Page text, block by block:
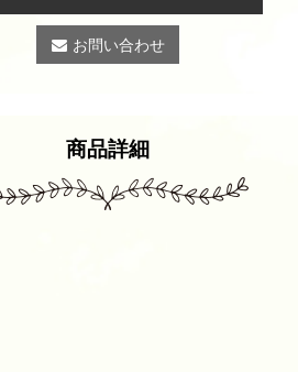
お問い合わせ
商品詳細